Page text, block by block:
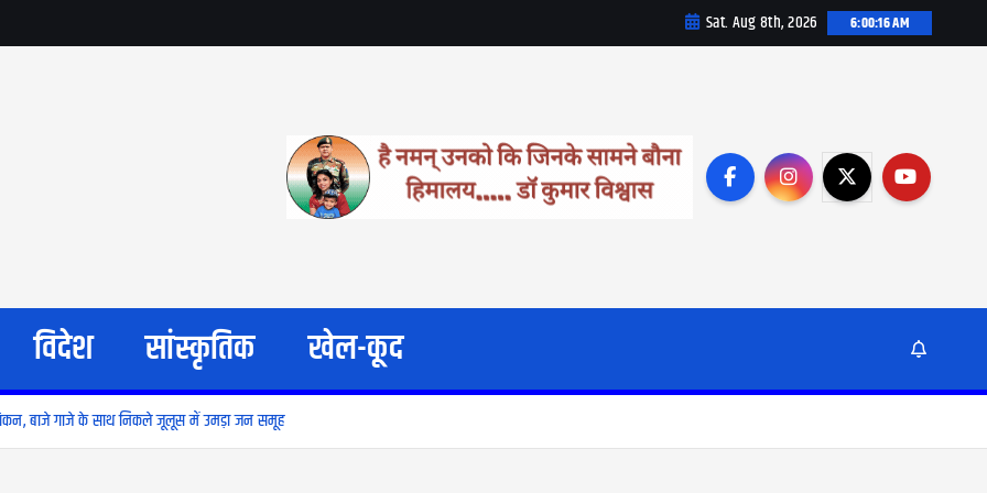
Sat. Aug 8th, 2026 6:00:18 AM
विदेश सांस्कृतिक खेल-कूद
बाजे गाजे के साथ निकले जूलूस में उमड़ा जन समूह